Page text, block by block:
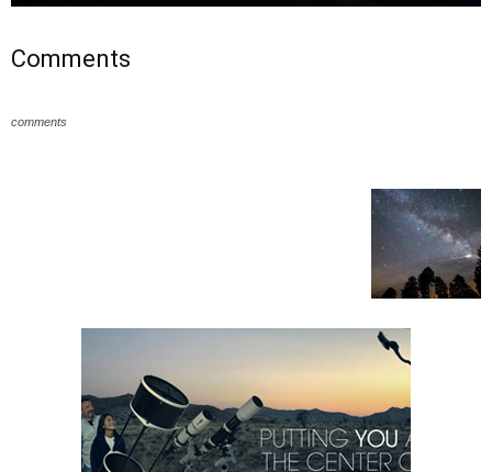
Comments
comments